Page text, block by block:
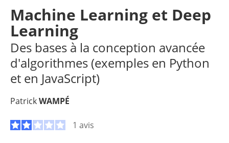
Machine Learning et Deep
Learning
Des bases à la conception avancée
d'algorithmes (exemples en Python
et en JavaScript)
PatrickWAMPÉ
1 avis